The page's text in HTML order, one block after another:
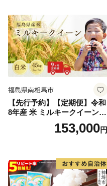
福島県南相馬市
【先行予約】【定期便】令和
8年産 米 ミルキークイーン
白米 45kg (5kg×9回) | ミルキ
ークイーン 米5kg 福島 福島
福島県 南相馬市 cu006-ae
153,000円